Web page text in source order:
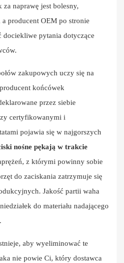
naprawę jest bolesny,
producent OEM po stronie
dociekliwe pytania dotyczące
zakupowych uczy się na
końcówek
przez siebie
certyfikowanymi i
pojawia się w najgorszych
nośne pękają w trakcie
z którymi powinny sobie
do zaciskania zatrzymuje się
Jakość partii waha
do materiału nadającego
aby wyeliminować te
nie powie Ci, który dostawca